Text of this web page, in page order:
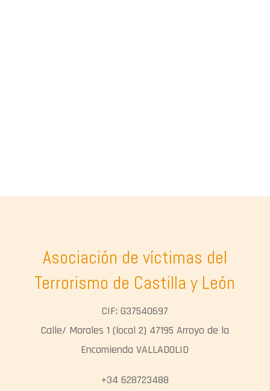
Asociación de víctimas del
Terrorismo de Castilla y León
CIF: G37540697
Calle/ Morales 1 (local 2) 47195 Arroyo de la
Encomienda VALLADOLID
+34 628723488